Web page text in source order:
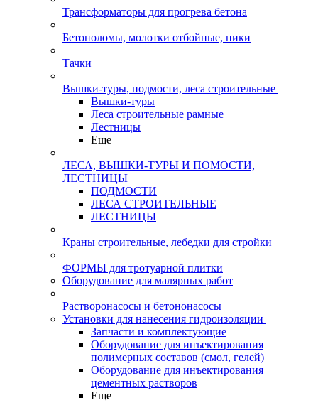
Трансформаторы для прогрева бетона
Бетоноломы, молотки отбойные, пики
Тачки
Вышки-туры, подмости, леса строительные
Вышки-туры
Леса строительные рамные
Лестницы
Еще
ЛЕСА, ВЫШКИ-ТУРЫ И ПОМОСТИ,
ЛЕСТНИЦЫ
ПОДМОСТИ
ЛЕСА СТРОИТЕЛЬНЫЕ
ЛЕСТНИЦЫ
Краны строительные, лебедки для стройки
ФОРМЫ для тротуарной плитки
Оборудование для малярных работ
Растворонасосы и бетононасосы
Установки для нанесения гидроизоляции
Запчасти и комплектующие
Оборудование для инъектирования
полимерных составов (смол, гелей)
Оборудование для инъектирования
цементных растворов
Еще